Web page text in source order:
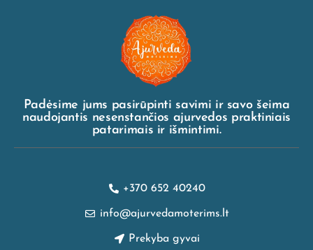
Padėsime jums pasirūpinti savimi ir savo šeima
naudojantis nesenstančios ajurvedos praktiniais
patarimais ir išmintimi.
+370 652 40240
info@ajurvedamoterims.lt
Prekyba gyvai